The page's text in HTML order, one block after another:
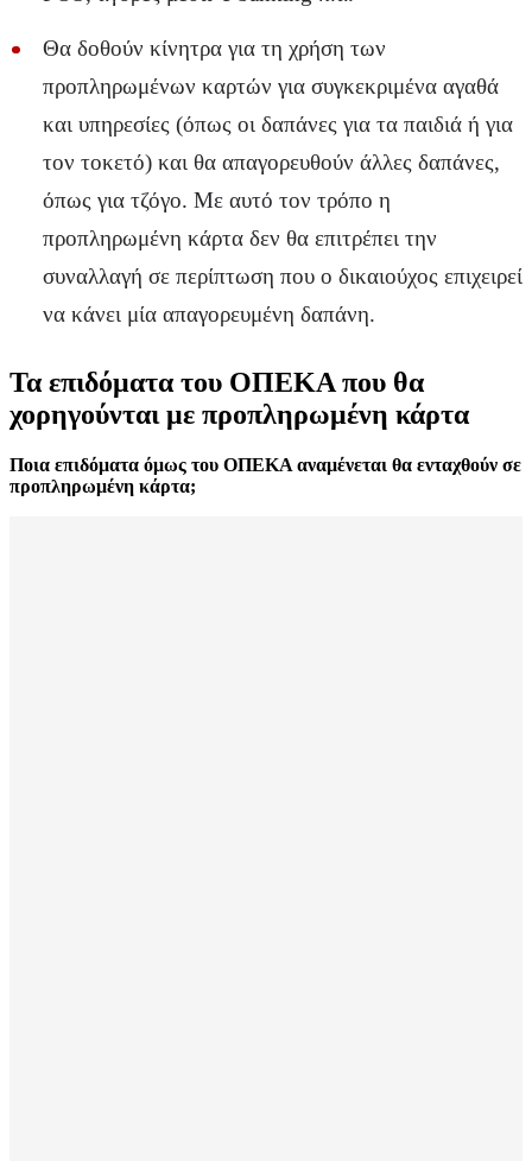
Θα δοθούν κίνητρα για τη χρήση των
προπληρωμένων καρτών για συγκεκριμένα αγαθά
και υπηρεσίες (όπως οι δαπάνες για τα παιδιά ή για
τον τοκετό) και θα απαγορευθούν άλλες δαπάνες,
όπως για τζόγο. Με αυτό τον τρόπο η
προπληρωμένη κάρτα δεν θα επιτρέπει την
συναλλαγή σε περίπτωση που ο δικαιούχος επιχειρεί
να κάνει μία απαγορευμένη δαπάνη.
Τα επιδόματα του ΟΠΕΚΑ που θα
χορηγούνται με προπληρωμένη κάρτα
Ποια επιδόματα όμως του ΟΠΕΚΑ αναμένεται θα ενταχθούν σε
προπληρωμένη κάρτα;